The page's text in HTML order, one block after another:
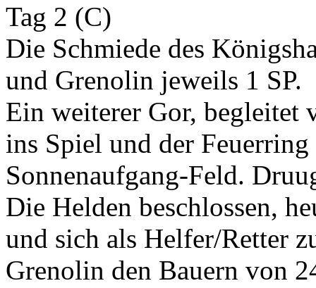
Tag 2 (C)
Die Schmiede des
und Grenolin jeweils 1 SP.
Ein weiterer Gor, begleitet
ins Spiel und der Feuerring
Sonnenaufgang-Feld.
Die Helden beschlossen,
und sich als Helfer/Retter
Grenolin den Bauern von